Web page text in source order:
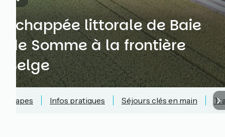
Échappée littorale de Baie
de Somme à la frontière
Belge
Étapes Infos pratiques Séjours clés en main